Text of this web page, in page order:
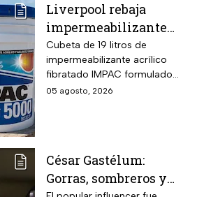
Liverpool rebaja
impermeabilizante
fibratado IMPAC de 19
litros y secado rápido
de 4-6 horas con hasta
13 MSI
Cubeta de 19 litros de
impermeabilizante acrílico
fibratado IMPAC formulado
con base agua, resinas
lámina galvanizada,
fibrocemento y ladrillos,
además de fórmula libre de
05 agosto, 2026
César Gastélum:
Gorras, sombreros y